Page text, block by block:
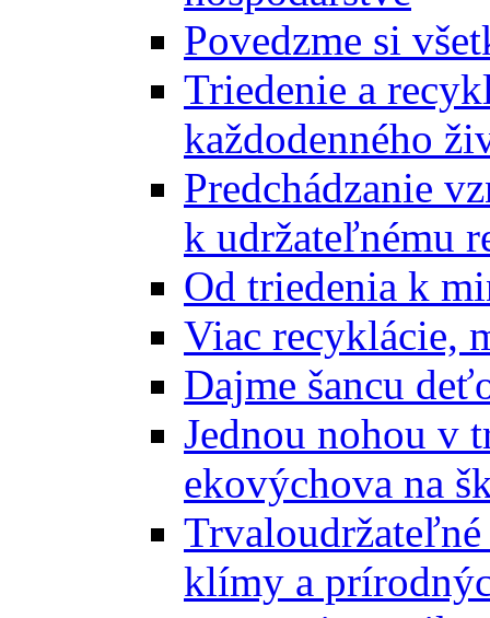
Povedzme si
Triedenie a
každodenného
Predchádzanie
k udržateľnému
Od triedenia k
Viac recyklácie,
Dajme šancu
Jednou nohou v
ekovýchova na
klímy a